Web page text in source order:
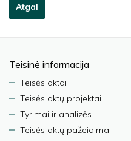
Atgal
Teisinė informacija
Teisės aktai
Teisės aktų projektai
Tyrimai ir analizės
Teisės aktų pažeidimai